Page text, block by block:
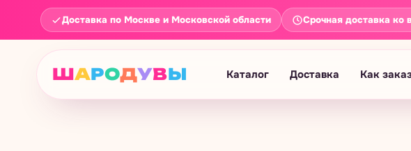
Доставка по Москве и Московской области Срочная доставка ко
ШАРОДУВЫ Каталог Доставка Как